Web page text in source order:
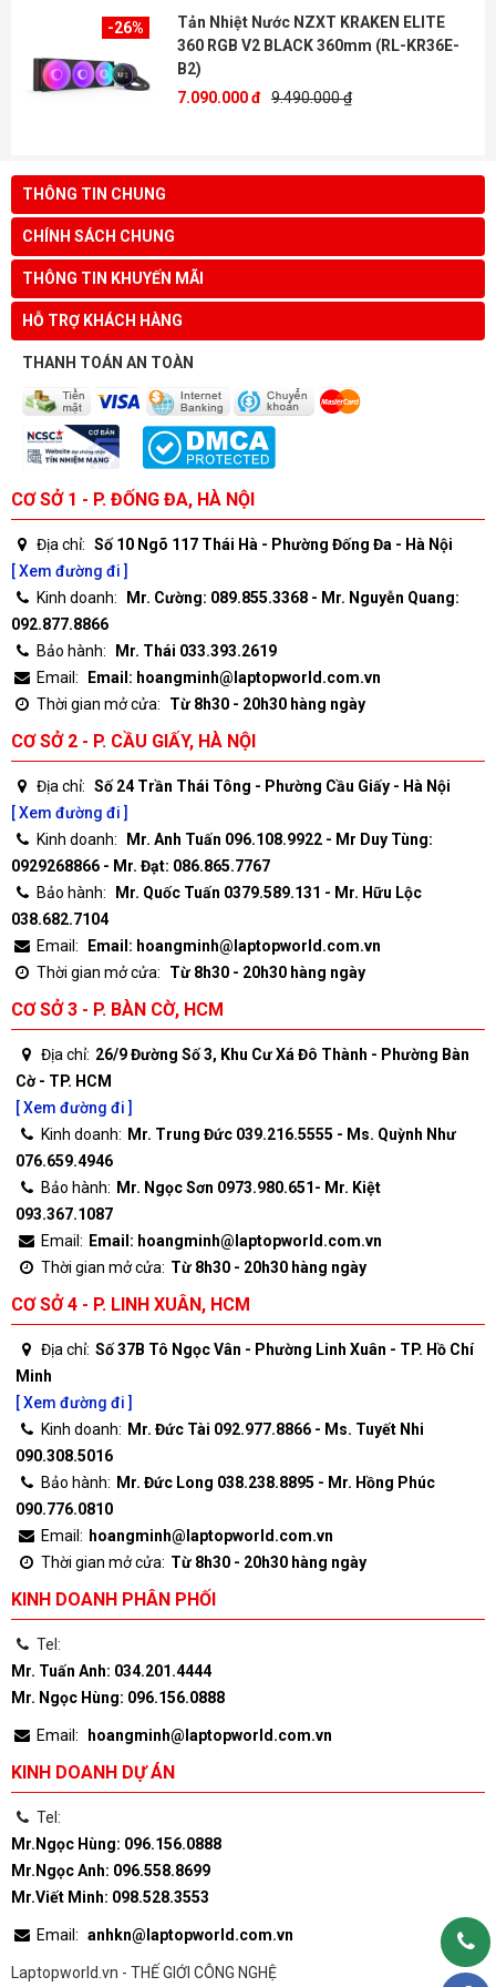
-26%
Tản Nhiệt Nước NZXT KRAKEN ELITE
360 RGB V2 BLACK 360mm (RL-KR36E-
B2)
7.090.000 đ 9.490.000 ₫
THÔNG TIN CHUNG
CHÍNH SÁCH CHUNG
THÔNG TIN KHUYẾN MÃI
HỖ TRỢ KHÁCH HÀNG
THANH TOÁN AN TOÀN
CƠ SỞ 1 - P. ĐỐNG ĐA, HÀ NỘI
Địa chỉ: Số 10 Ngõ 117 Thái Hà - Phường Đống Đa - Hà Nội
[ Xem đường đi ]
Kinh doanh:
Mr. Cường: 089.855.3368 - Mr. Nguyễn Quang:
092.877.8866
Bảo hành:
Mr. Thái 033.393.2619
Email:
Email: hoangminh@laptopworld.com.vn
Thời gian mở cửa:
Từ 8h30 - 20h30 hàng ngày
CƠ SỞ 2 - P. CẦU GIẤY, HÀ NỘI
Địa chỉ: Số 24 Trần Thái Tông - Phường Cầu Giấy - Hà Nội
[ Xem đường đi ]
Kinh doanh:
Mr. Anh Tuấn 096.108.9922 - Mr Duy Tùng:
0929268866 - Mr. Đạt: 086.865.7767
Bảo hành:
Mr. Quốc Tuấn 0379.589.131 - Mr. Hữu Lộc
038.682.7104
Email:
Email: hoangminh@laptopworld.com.vn
Thời gian mở cửa:
Từ 8h30 - 20h30 hàng ngày
CƠ SỞ 3 - P. BÀN CỜ, HCM
Địa chỉ: 26/9 Đường Số 3, Khu Cư Xá Đô Thành - Phường Bàn
Cờ - TP. HCM
[ Xem đường đi ]
Kinh doanh: Mr. Trung Đức 039.216.5555 - Ms. Quỳnh Như
076.659.4946
Bảo hành: Mr. Ngọc Sơn 0973.980.651- Mr. Kiệt
093.367.1087
Email: Email: hoangminh@laptopworld.com.vn
Thời gian mở cửa: Từ 8h30 - 20h30 hàng ngày
CƠ SỞ 4 - P. LINH XUÂN, HCM
Địa chỉ: Số 37B Tô Ngọc Vân - Phường Linh Xuân - TP. Hồ Chí
Minh
[ Xem đường đi ]
Kinh doanh: Mr. Đức Tài 092.977.8866 - Ms. Tuyết Nhi
090.308.5016
Bảo hành: Mr. Đức Long 038.238.8895 - Mr. Hồng Phúc
090.776.0810
Email: hoangminh@laptopworld.com.vn
Thời gian mở cửa: Từ 8h30 - 20h30 hàng ngày
KINH DOANH PHÂN PHỐI
Tel:
Mr. Tuấn Anh: 034.201.4444
Mr. Ngọc Hùng: 096.156.0888
Email: hoangminh@laptopworld.com.vn
KINH DOANH DỰ ÁN
Tel:
Mr.Ngọc Hùng: 096.156.0888
Mr.Ngọc Anh: 096.558.8699
Mr.Viết Minh: 098.528.3553
Email: anhkn@laptopworld.com.vn
Laptopworld.vn - THẾ GIỚI CÔNG NGHỆ